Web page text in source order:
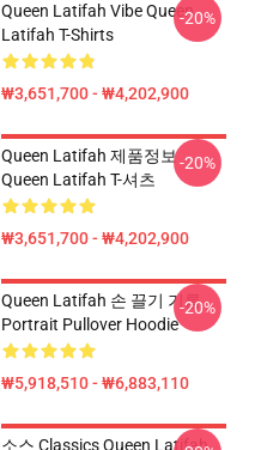
Queen Latifah Vibe Queen
Latifah T-Shirts
₩3,651,700 - ₩4,202,900
-20%
Queen Latifah 제품정보
Queen Latifah T-셔츠
₩3,651,700 - ₩4,202,900
-20%
Queen Latifah 손 끌기 기름
Portrait Pullover Hoodie
₩5,918,510 - ₩6,883,110
-20%
소스 Classics Queen Latifah